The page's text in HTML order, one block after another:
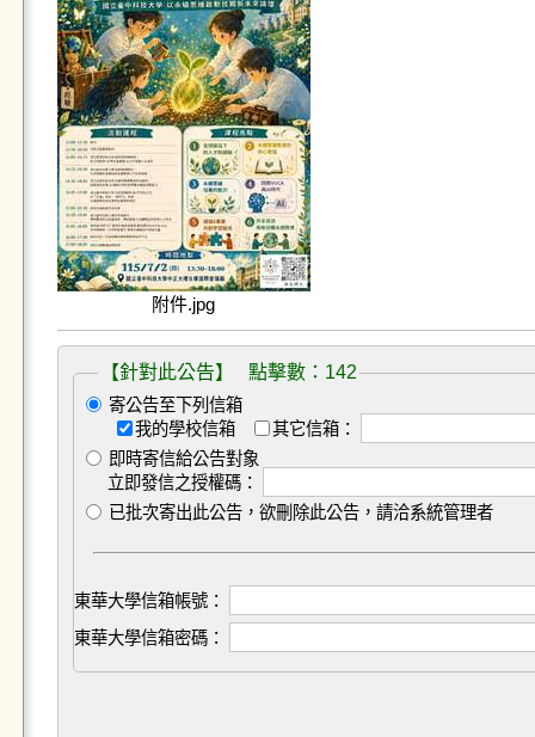
附件.jpg
【針對此公告】 點擊數：142
寄公告至下列信箱
我的學校信箱
其它信箱：
即時寄信給公告對象
立即發信之授權碼：
已批次寄出此公告，欲刪除此公告，請洽系統管理者
東華大學信箱帳號：
東華大學信箱密碼：